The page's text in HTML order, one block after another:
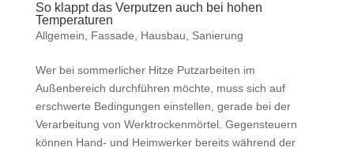
So klappt das Verputzen auch bei hohen
Temperaturen
Allgemein, Fassade, Hausbau, Sanierung
Wer bei sommerlicher Hitze Putzarbeiten im
Außenbereich durchführen möchte, muss sich auf
erschwerte Bedingungen einstellen, gerade bei der
Verarbeitung von Werktrockenmörtel. Gegensteuern
können Hand- und Heimwerker bereits während der